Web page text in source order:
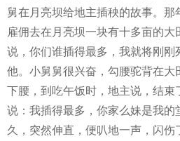
舅在月亮坝给地主插秧的故事。那
雇佣去在月亮坝一块有十多亩的
说，你们谁插得最多，我就将刚刚
他。小舅舅很兴奋，勾腰驼背在大
下腰，到吃午饭时，地主说，结束
说：我插得最多，你家么妹是我
久，突然伸直，便叭地一声，闪